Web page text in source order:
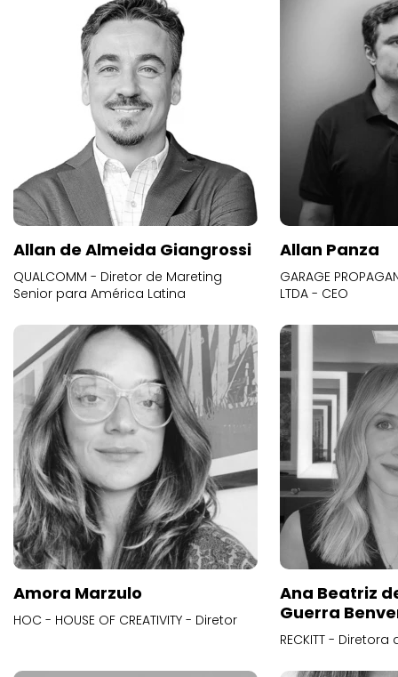
Allan de Almeida Giangrossi
QUALCOMM - Diretor de Mareting
Senior para América Latina
Allan Panza
GARAGE
LTDA - CEO
Amora Marzulo
HOC - HOUSE OF CREATIVITY - Diretor
Ana Beatriz
Guerra
RECKITT -